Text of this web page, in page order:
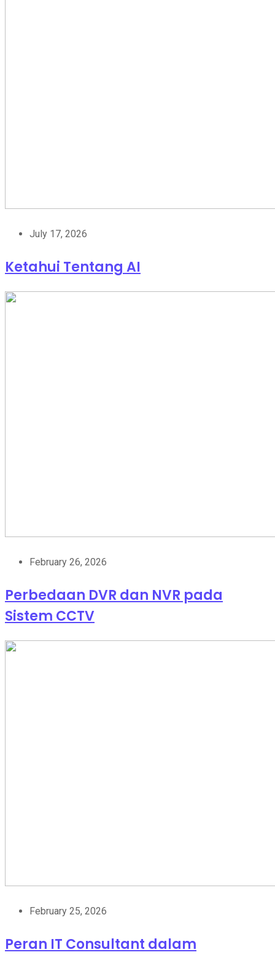
July 17, 2026
Ketahui Tentang AI
February 26, 2026
Perbedaan DVR dan NVR pada
Sistem CCTV
February 25, 2026
Peran IT Consultant dalam